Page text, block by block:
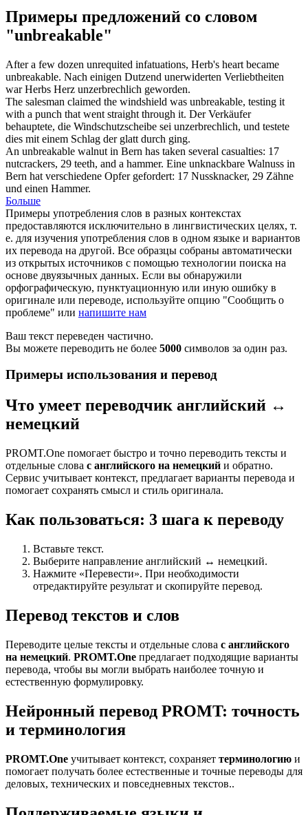
Примеры предложений со словом
"unbreakable"
After a few dozen unrequited infatuations, Herb's heart became
unbreakable. Nach einigen Dutzend unerwiderten Verliebtheiten
war Herbs Herz unzerbrechlich geworden.
The salesman claimed the windshield was unbreakable, testing it
with a punch that went straight through it. Der Verkäufer
behauptete, die Windschutzscheibe sei unzerbrechlich, und testete
dies mit einem Schlag der glatt durch ging.
An unbreakable walnut in Bern has taken several casualties: 17
nutcrackers, 29 teeth, and a hammer. Eine unknackbare Walnuss in
Bern hat verschiedene Opfer gefordert: 17 Nussknacker, 29 Zähne
und einen Hammer.
Больше
Примеры употребления слов в разных контекстах
предоставляются исключительно в лингвистических целях, т.
е. для изучения употребления слов в одном языке и вариантов
их перевода на другой. Все образцы собраны автоматически
из открытых источников с помощью технологии поиска на
основе двуязычных данных. Если вы обнаружили
орфографическую, пунктуационную или иную ошибку в
оригинале или переводе, используйте опцию "Сообщить о
проблеме" или напишите нам
Ваш текст переведен частично.
Вы можете переводить не более 5000 символов за один раз.
Примеры использования и перевод
Что умеет переводчик английский ↔
немецкий
PROMT.One помогает быстро и точно переводить тексты и
отдельные слова с английского на немецкий и обратно.
Сервис учитывает контекст, предлагает варианты перевода и
помогает сохранять смысл и стиль оригинала.
Как пользоваться: 3 шага к переводу
Вставьте текст.
Выберите направление английский ↔ немецкий.
Нажмите «Перевести». При необходимости
отредактируйте результат и скопируйте перевод.
Перевод текстов и слов
Переводите целые тексты и отдельные слова с английского
на немецкий. PROMT.One предлагает подходящие варианты
перевода, чтобы вы могли выбрать наиболее точную и
естественную формулировку.
Нейронный перевод PROMT: точность
и терминология
PROMT.One учитывает контекст, сохраняет терминологию и
помогает получать более естественные и точные переводы для
деловых, технических и повседневных текстов..